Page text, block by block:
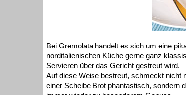
Bei Gremolata handelt es sich um eine
norditalienischen Küche gerne ganz
Servieren über das Gericht gestreut wird.
Auf diese Weise bestreut, schmeckt nicht
einer Scheibe Brot phantastisch, sondern